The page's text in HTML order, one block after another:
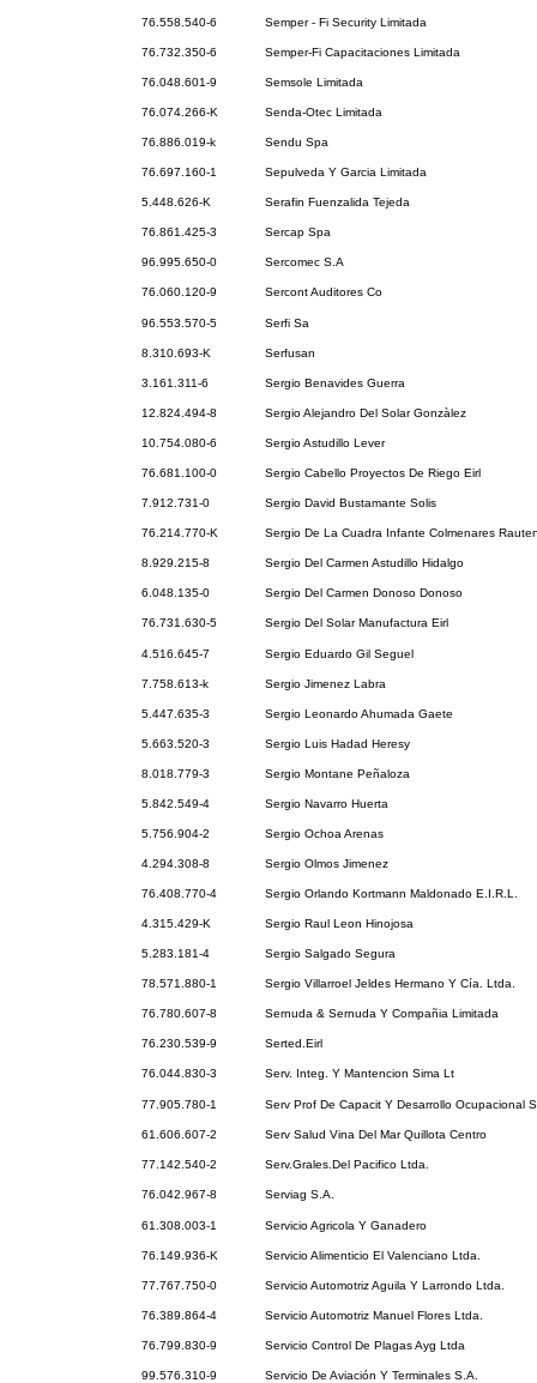
76.558.540-6 Semper - Fi Security Limitada
76.732.350-6 Semper-Fi Capacitaciones Limitada
76.048.601-9 Semsole Limitada
76.074.266-K Senda-Otec Limitada
76.886.019-k Sendu Spa
76.697.160-1 Sepulveda Y Garcia Limitada
5.448.626-K Serafin Fuenzalida Tejeda
76.861.425-3 Sercap Spa
96.995.650-0 Sercomec S.A
76.060.120-9 Sercont Auditores Co
96.553.570-5 Serfi Sa
8.310.693-K Serfusan
3.161.311-6 Sergio Benavides Guerra
12.824.494-8 Sergio Alejandro Del Solar Gonzàlez
10.754.080-6 Sergio Astudillo Lever
76.681.100-0 Sergio Cabello Proyectos De Riego Eirl
7.912.731-0 Sergio David Bustamante Solis
76.214.770-K Sergio De La Cuadra Infante Colmenares
8.929.215-8 Sergio Del Carmen Astudillo Hidalgo
6.048.135-0 Sergio Del Carmen Donoso Donoso
76.731.630-5 Sergio Del Solar Manufactura Eirl
4.516.645-7 Sergio Eduardo Gil Seguel
7.758.613-k Sergio Jimenez Labra
5.447.635-3 Sergio Leonardo Ahumada Gaete
5.663.520-3 Sergio Luis Hadad Heresy
8.018.779-3 Sergio Montane Peñaloza
5.842.549-4 Sergio Navarro Huerta
5.756.904-2 Sergio Ochoa Arenas
4.294.308-8 Sergio Olmos Jimenez
76.408.770-4 Sergio Orlando Kortmann Maldonado E.I.R.L.
4.315.429-K Sergio Raul Leon Hinojosa
5.283.181-4 Sergio Salgado Segura
78.571.880-1 Sergio Villarroel Jeldes Hermano Y Cía. Ltda.
76.780.607-8 Sernuda & Sernuda Y Compañia Limitada
76.230.539-9 Serted.Eirl
76.044.830-3 Serv. Integ. Y Mantencion Sima Lt
77.905.780-1 Serv Prof De Capacit Y Desarrollo Ocupacional
61.606.607-2 Serv Salud Vina Del Mar Quillota Centro
77.142.540-2 Serv.Grales.Del Pacifico Ltda.
76.042.967-8 Serviag S.A.
61.308.003-1 Servicio Agricola Y Ganadero
76.149.936-K Servicio Alimenticio El Valenciano Ltda.
77.767.750-0 Servicio Automotriz Aguila Y Larrondo Ltda.
76.389.864-4 Servicio Automotriz Manuel Flores Ltda.
76.799.830-9 Servicio Control De Plagas Ayg Ltda
99.576.310-9 Servicio De Aviación Y Terminales S.A.